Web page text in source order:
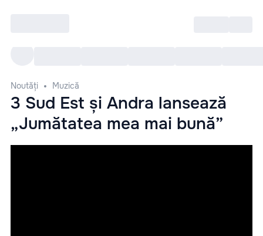
Noutăți Muzică
3 Sud Est și Andra lansează
„Jumătatea mea mai bună”